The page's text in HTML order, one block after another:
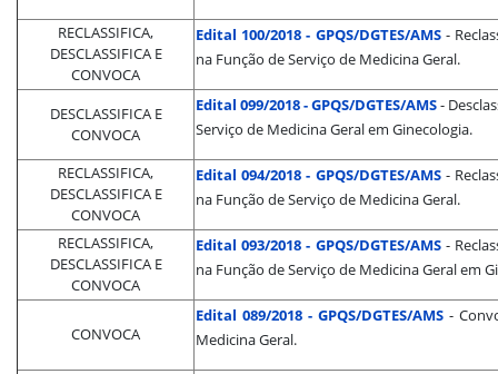
RECLASSIFICA,
DESCLASSIFICA E
CONVOCA
Edital 100/2018 - GPQS/DGTES/AMS -
na Função de Serviço de Medicina Geral.
DESCLASSIFICA E
CONVOCA
Edital 099/2018 - GPQS/DGTES/AMS-
Serviço de Medicina Geral em Ginecologia.
RECLASSIFICA,
DESCLASSIFICA E
CONVOCA
Edital 094/2018 - GPQS/DGTES/AMS-
na Função de Serviço de Medicina Geral.
RECLASSIFICA,
DESCLASSIFICA E
CONVOCA
Edital 093/2018 - GPQS/DGTES/AMS-
na Função de Serviço de Medicina Geral em
CONVOCA
Edital 089/2018 - GPQS/DGTES/AMS-
Medicina Geral.